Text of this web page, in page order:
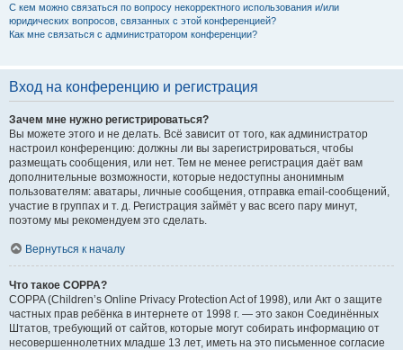
С кем можно связаться по вопросу некорректного использования и/или
юридических вопросов, связанных с этой конференцией?
Как мне связаться с администратором конференции?
Вход на конференцию и регистрация
Зачем мне нужно регистрироваться?
Вы можете этого и не делать. Всё зависит от того, как администратор
настроил конференцию: должны ли вы зарегистрироваться, чтобы
размещать сообщения, или нет. Тем не менее регистрация даёт вам
дополнительные возможности, которые недоступны анонимным
пользователям: аватары, личные сообщения, отправка email-сообщений,
участие в группах и т. д. Регистрация займёт у вас всего пару минут,
поэтому мы рекомендуем это сделать.
Вернуться к началу
Что такое COPPA?
COPPA (Children’s Online Privacy Protection Act of 1998), или Акт о защите
частных прав ребёнка в интернете от 1998 г. — это закон Соединённых
Штатов, требующий от сайтов, которые могут собирать информацию от
несовершеннолетних младше 13 лет, иметь на это письменное согласие